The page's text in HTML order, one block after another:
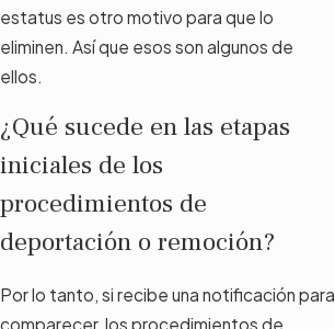
estatus es otro motivo para que lo
eliminen. Así que esos son algunos de
ellos.
¿Qué sucede en las etapas
iniciales de los
procedimientos de
deportación o remoción?
Por lo tanto, si recibe una notificación para
comparecer, los procedimientos de